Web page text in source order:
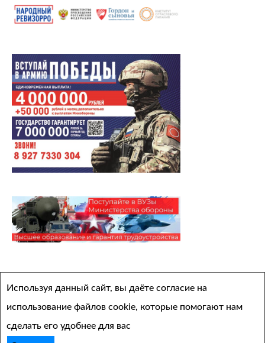
Архивы
Выберите месяц
Используя данный сайт, вы даёте согласие на
использование файлов cookie, которые помогают нам
сделать его удобнее для вас